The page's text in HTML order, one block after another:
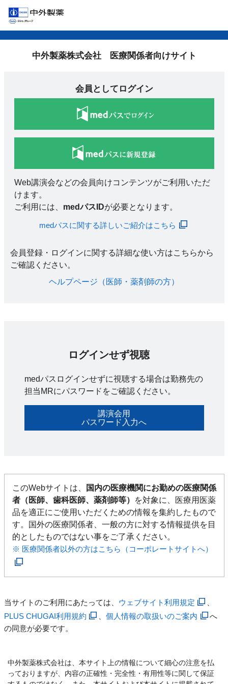
中外製薬株式会社 医療関係者向けサイト
会員としてログイン
Web講演会などの会員向けコンテンツがご利用いただ
けます。
ご利用には、 medパスIDが必要となります。
medパスに関する詳しいご紹介はこちら
会員登録・ログインに関する詳細な使い方はこちらから
ご確認ください。​
ヘルプページ（医師・薬剤師の方）​
ログインせず視聴
medパスログインせずに視聴する場合は勤務先の
担当MRにパスワードをご確認ください。
講演会用
パスワード入力へ
このWebサイトは、
国内の医療機関にお勤めの医療関係
者（医師、歯科医師、薬剤師等）
を対象に、医療用医薬
品を適正にご使用いただくための情報を集約したもので
す。国外の医療関係者、一般の方に対する情報提供を目
的としたものではない事をご了承ください。
※ 医療関係者以外の方はこちら（コーポレートサイトへ）
当サイトのご利用にあたっては、 ウェブサイト利用規定
PLUS CHUGAI利用規約
、個人情報の取扱いのご案内
へ
の同意が必要です。
中外製薬株式会社は、本サイト上の情報について細心の注意を払
っておりますが、内容の正確性・完全性・有用性等に関して保証